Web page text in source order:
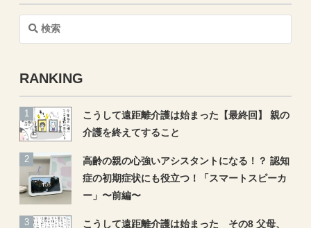
索
RANKING
こうして遠距離介護は始まった【最終回】 親の
介護を終えてすること
高齢の親の心強いアシスタントになる！？ 認知
症の初期症状にも役立つ！「スマートスピーカ
ー」〜前編〜
こうして遠距離介護は始まった その8 父母、